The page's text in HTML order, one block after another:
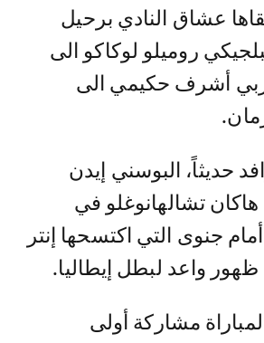
عشاق النادي برحيل
روميلو لوكاكو الى
أشرف حكيمي الى
حديثاً، البوسني إيدن
تشالهانوغلو في
أمام جنوى التي اكتسحها إنتر
مشاركة أولى